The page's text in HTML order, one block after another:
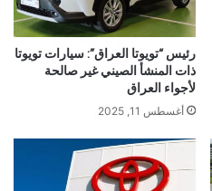
رئيس “تويوتا العراق”: سيارات تويوتا
ذات المنشأ الصيني غير صالحة
لأجواء العراق
أغسطس 11, 2025